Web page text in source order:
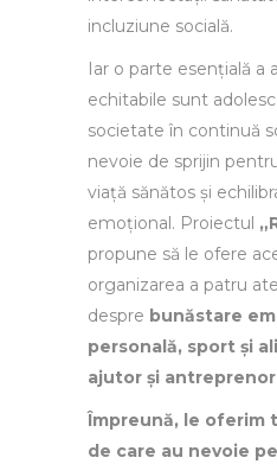
incluziune socială.
Iar o parte esențială a
echitabile sunt
societate în continuă
nevoie de sprijin
viață sănătos și
emoțional. Proiectul
propune să le ofere
organizarea a patru
despre bunăstare
personală, sport și
ajutor și
Împreună, le oferim
de care au nevoie